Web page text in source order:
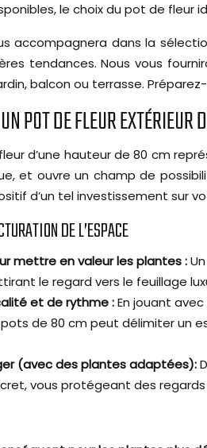
le choix du pot de fleur
accompagnera dans la
tendances. Nous vous
balcon ou terrasse.
POT DE FLEUR
d’une hauteur de 80 cm
et ouvre un champ de
d’un tel investissement sur
DE L’ESPACE
mettre en valeur les plantes :
le regard vers le feuillage
et de rythme :En jouant
de 80 cm peut délimiter un
(avec des plantes adaptées):
vous protégeant des